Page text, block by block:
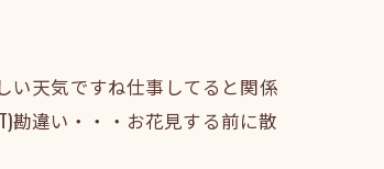
い天気ですね仕事してると関係
勘違い・・・お花見する前に散